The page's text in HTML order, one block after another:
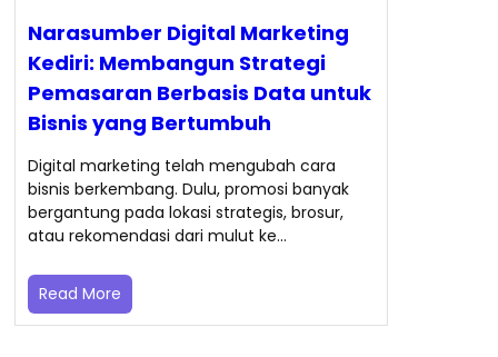
Narasumber Digital Marketing
Kediri: Membangun Strategi
Pemasaran Berbasis Data untuk
Bisnis yang Bertumbuh
Digital marketing telah mengubah cara
bisnis berkembang. Dulu, promosi banyak
bergantung pada lokasi strategis, brosur,
atau rekomendasi dari mulut ke…
Read More